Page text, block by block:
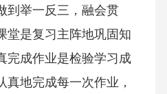
到举一反三，融会贯
堂是复习主阵地巩固知
完成作业是检验学习成
地完成每一次作业，